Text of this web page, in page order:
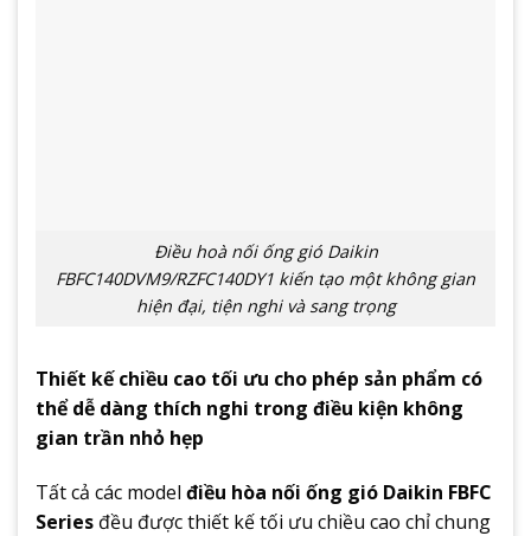
Điều hoà nối ống gió Daikin
FBFC140DVM9/RZFC140DY1 kiến tạo một không gian
hiện đại, tiện nghi và sang trọng
Thiết kế chiều cao tối ưu cho phép sản phẩm có
thể dễ dàng thích nghi trong điều kiện không
gian trần nhỏ hẹp
Tất cả các model điều hòa nối ống gió Daikin FBFC
Series đều được thiết kế tối ưu chiều cao chỉ chung